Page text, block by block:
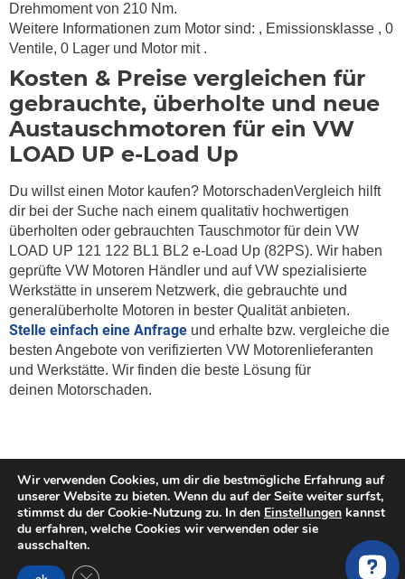
Drehmoment von 210 Nm.
Weitere Informationen zum Motor sind: , Emissionsklasse , 0
Ventile, 0 Lager und Motor mit .
Kosten & Preise vergleichen für
gebrauchte, überholte und neue
Austauschmotoren für ein VW
LOAD UP e-Load Up
Du willst einen Motor kaufen? MotorschadenVergleich hilft
dir bei der Suche nach einem qualitativ hochwertigen
überholten oder gebrauchten Tauschmotor für dein VW
LOAD UP 121 122 BL1 BL2 e-Load Up (82PS). Wir haben
geprüfte VW Motoren Händler und auf VW spezialisierte
Werkstätte in unserem Netzwerk, die gebrauchte und
generalüberholte Motoren in bester Qualität anbieten.
Stelle einfach eine Anfrage und erhalte bzw. vergleiche die
besten Angebote von verifizierten VW Motorenlieferanten
und Werkstätte. Wir finden die beste Lösung für
deinen Motorschaden.
Weitere Services zu Austauschmotoren
Austauschmotor
Wir verwenden Cookies, um dir die bestmögliche Erfahrung auf
unserer Website zu bieten. Wenn du auf der Seite weiter surfst,
stimmst du der Cookie-Nutzung zu. In den Einstellungen kannst
du erfahren, welche Cookies wir verwenden oder sie
ausschalten.
GDPR Cookie-Banner schließen